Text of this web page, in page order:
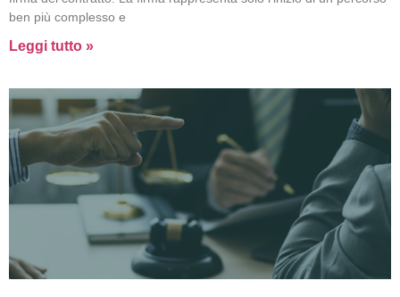
ben più complesso e
Leggi tutto »